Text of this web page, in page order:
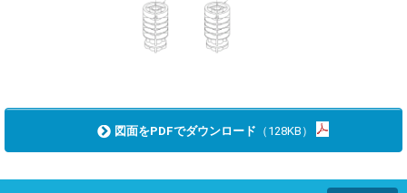
図面をPDFでダウンロード （128KB）